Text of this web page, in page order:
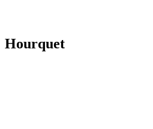
Hourquet